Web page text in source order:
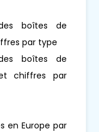
boîtes de
par type
boîtes de
chiffres par
en Europe par